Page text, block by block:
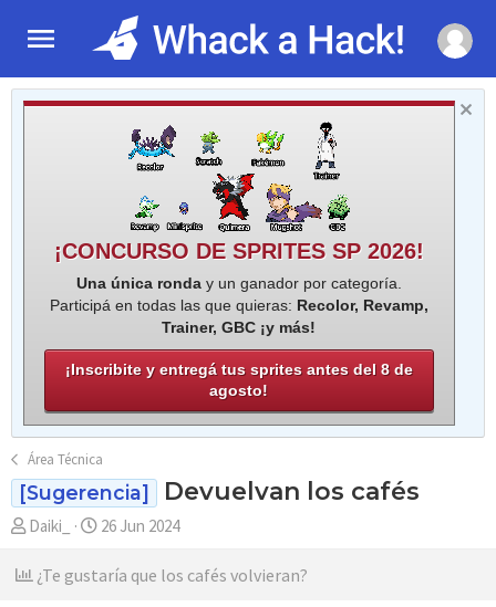
¡CONCURSO DE SPRITES SP 2026!
Una única ronday un ganador por categoría.
Participá en todas las que quieras: Recolor, Revamp,
Trainer, GBC ¡y más!
¡Inscribite y entregá tus sprites antes del 8 de
agosto!
Área Técnica
[Sugerencia] Devuelvan los cafés
A
t
Daiki_
F
c
26 Jun 2024
¿Te gustaría que los cafés volvieran?